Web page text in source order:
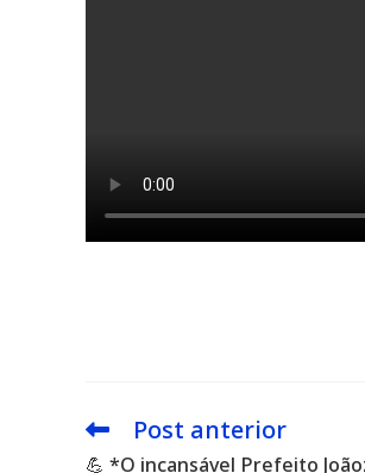
Leia
Post anterior
💪 *O incansável Prefeito